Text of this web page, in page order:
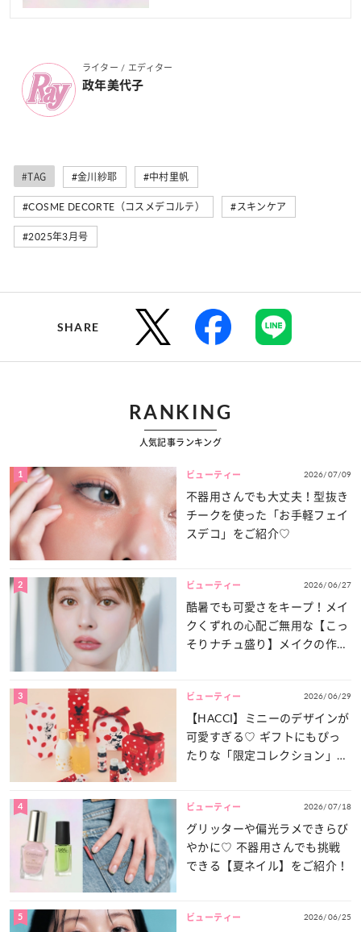
ライター / エディター
政年美代子
#TAG #金川紗耶 #中村里帆
#COSME DECORTE（コスメデコルテ） #スキンケア
#2025年3月号
SHARE
RANKING
人気記事ランキング
1 ビューティー 2026/07/09
不器用さんでも大丈夫！型抜き
チークを使った「お手軽フェイ
スデコ」をご紹介♡
2 ビューティー 2026/06/27
酷暑でも可愛さをキープ！メイ
クくずれの心配ご無用な【こっ
そりナチュ盛り】メイクの作り
3 ビューティー 2026/06/29
【HACCI】ミニーのデザインが
可愛すぎる♡ ギフトにもぴっ
たりな「限定コレクション」が
4 ビューティー 2026/07/18
グリッターや偏光ラメできらび
やかに♡ 不器用さんでも挑戦
できる【夏ネイル】をご紹介！
5 ビューティー 2026/06/25